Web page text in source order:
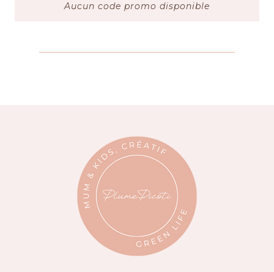
Aucun code promo disponible